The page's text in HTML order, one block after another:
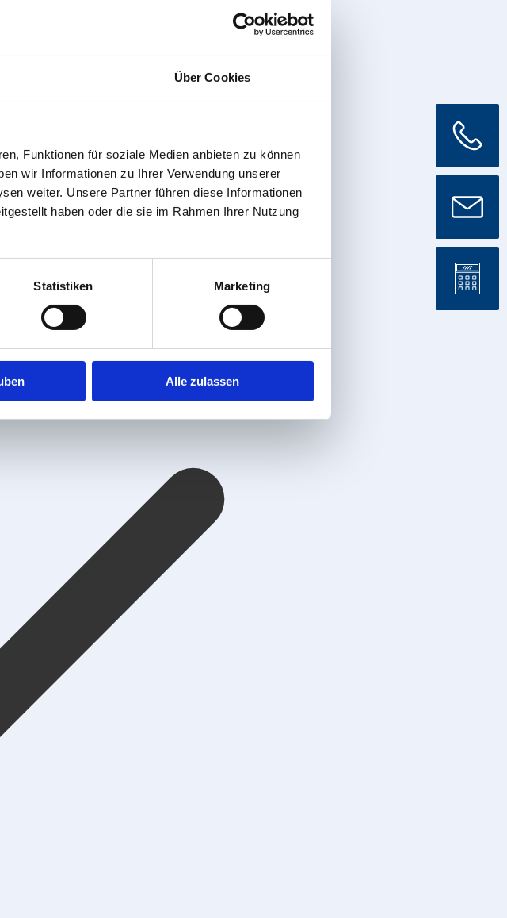
Über Cookies
Funktionen für soziale Medien anbieten zu können
wir Informationen zu Ihrer Verwendung unserer
weiter. Unsere Partner führen diese Informationen
haben oder die sie im Rahmen Ihrer Nutzung
Statistiken Marketing
Alle zulassen